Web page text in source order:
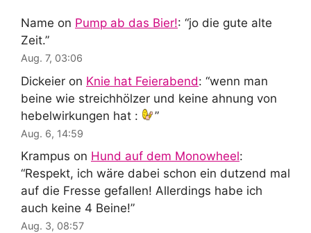
Name on Pump ab das Bier!: “jo die gute alte
Zeit.”
Aug. 7, 03:06
Dickeier on Knie hat Feierabend: “wenn man
beine wie streichhölzer und keine ahnung von
hebelwirkungen hat :
”
Aug. 6, 14:59
Krampus on Hund auf dem Monowheel:
“Respekt, ich wäre dabei schon ein dutzend mal
auf die Fresse gefallen! Allerdings habe ich
auch keine 4 Beine!”
Aug. 3, 08:57